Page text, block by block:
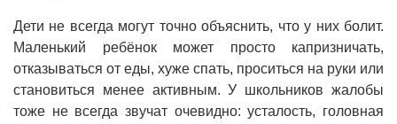
Дети не всегда могут точно объяснить, что у них болит.
Маленький ребёнок может просто капризничать,
отказываться от еды, хуже спать, проситься на руки или
становиться менее активным. У школьников жалобы
тоже не всегда звучат очевидно: усталость, головная